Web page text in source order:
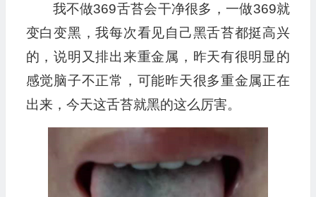
我不做369舌苔会干净很多，一做369就
变白变黑，我每次看见自己黑舌苔都挺高兴
的，说明又排出来重金属，昨天有很明显的
感觉脑子不正常，可能昨天很多重金属正在
出来，今天这舌苔就黑的这么厉害。